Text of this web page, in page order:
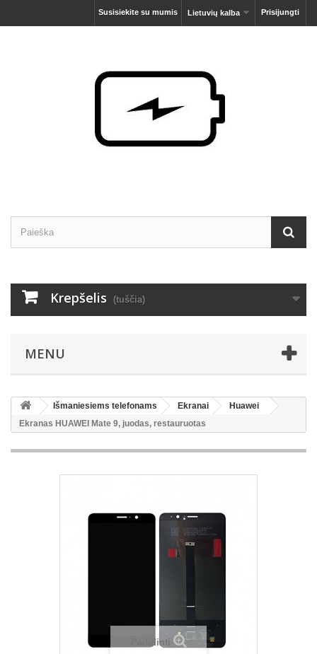
Prisijungti
Lietuvių kalba
Susisiekite su mumis
Krepšelis (tuščia)
MENU
Išmaniesiems telefonams Ekranai
Huawei
Ekranas HUAWEI Mate 9, juodas, restauruotas
Padidinti